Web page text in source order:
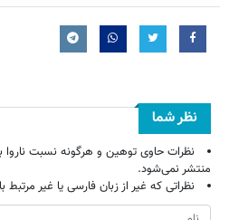
نظر شما
نظرات حاوی توهین و هرگونه نسبت
منتشر نمی‌شود.
نظراتی که غیر از زبان فارسی یا غیر